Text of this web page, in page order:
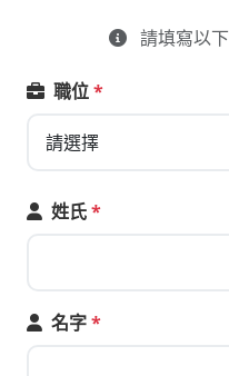
請填寫以
職位*
姓氏*
名字*